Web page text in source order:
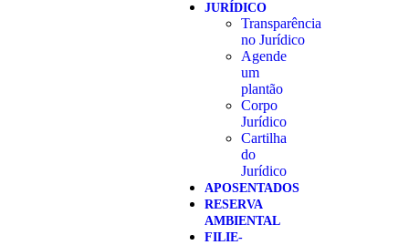
JURÍDICO
Transparência
no Jurídico
Agende
um
plantão
Corpo
Jurídico
Cartilha
do
Jurídico
APOSENTADOS
RESERVA
AMBIENTAL
FILIE-